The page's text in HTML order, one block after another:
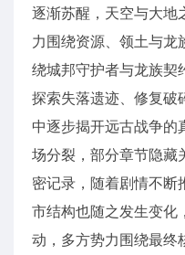
逐渐苏醒，天空与大地
力围绕资源、领土与龙
绕城邦守护者与龙族契
探索失落遗迹、修复破
中逐步揭开远古战争的
场分裂，部分章节隐藏
密记录，随着剧情不
市结构也随之发生变化
动，多方势力围绕最终